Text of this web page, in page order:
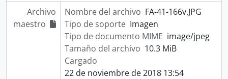
[UD compuesta] 0149 - Expedientes matrimoniales (1865, letras Q-Z) y documentos diversos
[UD compuesta] 0150 - Expedientes matrimoniales (1865, letras L-P) y documentos diversos
[UD compuesta] 0151 - Expedientes matrimoniales (1865, letras D-J), correspondencia y solicitudes recibidas por el Obispado de San José y documentos diversos
[UD compuesta] 0152-001 - Juicios de divorcio (1865-1868)
[UD compuesta] 0152-002 - Inventarios parroquiales y documentos diversos
[UD compuesta] 0153 - Expedientes matrimoniales (letras A-C) y documentos diversos
Archivo
maestro
Nombre del archivo FA-41-166v.JPG
Tipo de soporte Imagen
Tipo de documento MIME image/jpeg
Tamaño del archivo 10.3 MiB
Cargado
22 de noviembre de 2018 13:54